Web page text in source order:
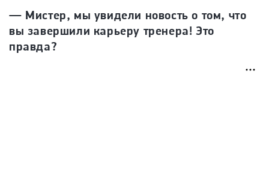
— Мистер, мы увидели новость о том, что
вы завершили карьеру тренера! Это
правда?